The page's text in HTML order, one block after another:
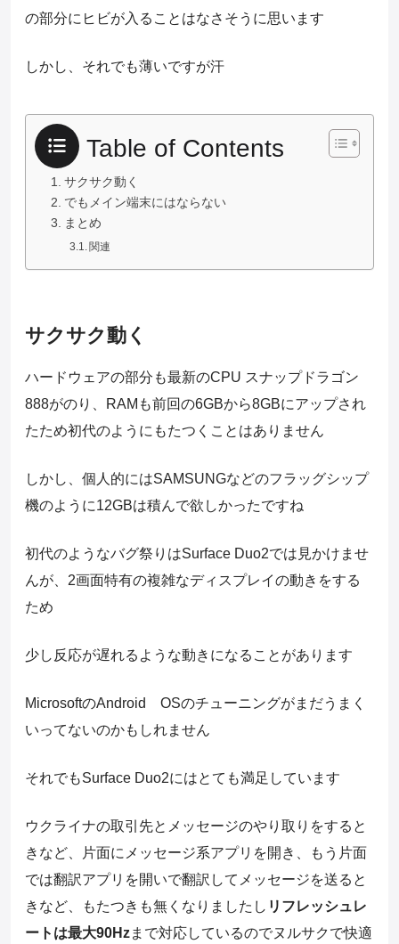
の部分にヒビが入ることはなさそうに思います
しかし、それでも薄いですが汗
Table of Contents
サクサク動く
でもメイン端末にはならない
まとめ
関連
サクサク動く
ハードウェアの部分も最新のCPU スナップドラゴン
888がのり、RAMも前回の6GBから8GBにアップされ
たため初代のようにもたつくことはありません
しかし、個人的にはSAMSUNGなどのフラッグシップ
機のように12GBは積んで欲しかったですね
初代のようなバグ祭りはSurface Duo2では見かけませ
んが、2画面特有の複雑なディスプレイの動きをする
ため
少し反応が遅れるような動きになることがあります
MicrosoftのAndroid OSのチューニングがまだうまく
いってないのかもしれません
それでもSurface Duo2にはとても満足しています
ウクライナの取引先とメッセージのやり取りをすると
きなど、片面にメッセージ系アプリを開き、もう片面
では翻訳アプリを開いで翻訳してメッセージを送ると
きなど、もたつきも無くなりましたし リフレッシュレ
ートは最大90Hzまで対応しているのでヌルサクで快適